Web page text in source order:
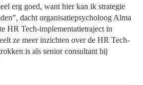
erg goed, want hier kan ik strategie
dacht organisatiepsycholoog Alma
HR Tech-implementatietraject in
ze meer inzichten over de HR Tech-
is als senior consultant bij